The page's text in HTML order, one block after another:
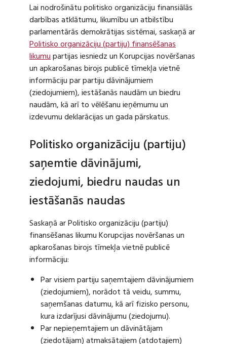
Lai nodrošinātu politisko organizāciju finansiālās
darbības atklātumu, likumību un atbilstību
parlamentārās demokrātijas sistēmai, saskaņā ar
Politisko organizāciju (partiju) finansēšanas
likumupartijas iesniedz un Korupcijas novēršanas
un apkarošanas birojs publicē tīmekļa vietnē
informāciju par partiju dāvinājumiem
(ziedojumiem), iestāšanās naudām un biedru
naudām, kā arī to vēlēšanu ieņēmumu un
izdevumu deklarācijas un gada pārskatus.
Politisko organizāciju (partiju)
saņemtie dāvinājumi,
ziedojumi, biedru naudas un
iestāšanās naudas
Saskaņā ar Politisko organizāciju (partiju)
finansēšanas likumu Korupcijas novēršanas un
apkarošanas birojs tīmekļa vietnē publicē
informāciju:
Par visiem partiju saņemtajiem dāvinājumiem
(ziedojumiem), norādot tā veidu, summu,
saņemšanas datumu, kā arī fizisko personu,
kura izdarījusi dāvinājumu (ziedojumu).
Par nepieņemtajiem un dāvinātājam
(ziedotājam) atmaksātajiem (atdotajiem)